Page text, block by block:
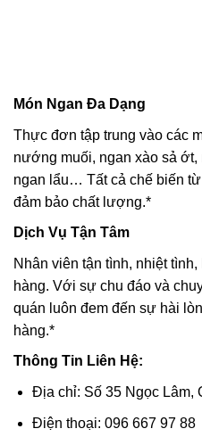
Món Ngan Đa Dạng
Thực đơn tập trung vào các
nướng muối, ngan xào sả ớt,
ngan lẩu… Tất cả chế biến
đảm bảo chất lượng.*
Dịch Vụ Tận Tâm
Nhân viên tận tình, nhiệt
hàng. Với sự chu đáo và
quán luôn đem đến sự hài
hàng.*
Thông Tin Liên Hệ:
Địa chỉ: Số 35 Ngọc Lâm,
Điện thoại: 096 667 97 88